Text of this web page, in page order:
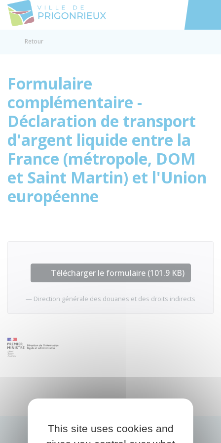
Accéder
Retour
Formulaire
complémentaire -
Déclaration de transport
d'argent liquide entre la
France (métropole, DOM
et Saint Martin) et l'Union
européenne
Télécharger le formulaire (101.9 KB)
Direction générale des douanes et des droits indirects
This site uses cookies and